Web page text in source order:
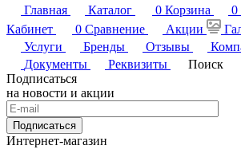
Главная
Каталог 0 Корзина 0
Кабинет
0 Сравнение Акции
Услуги
Бренды Отзывы
Документы
Реквизиты Поиск
Подписаться
на новости и акции
Подписаться
Интернет-магазин